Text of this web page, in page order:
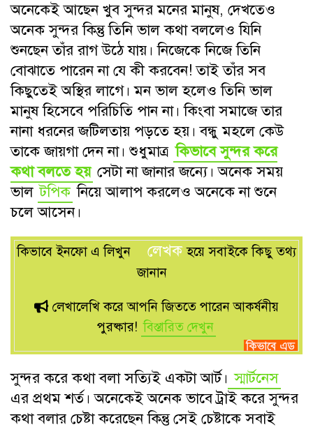
অনেকেই আছেন খুব সুন্দর মনের মানুষ, দেখতেও
অনেক সুন্দর কিন্তু তিনি ভাল কথা বললেও যিনি
শুনছেন তাঁর রাগ উঠে যায়। নিজেকে নিজে তিনি
বোঝাতে পারেন না যে কী করবেন! তাই তাঁর সব
কিছুতেই অস্থির লাগে। মন ভাল হলেও তিনি ভাল
মানুষ হিসেবে পরিচিতি পান না। কিংবা সমাজে তার
নানা ধরনের জটিলতায় পড়তে হয়। বন্ধু মহলে কেউ
তাকে জায়গা দেন না। শুধুমাত্র কিভাবে সুন্দর করে
কথা বলতে হয় সেটা না জানার জন্যে। অনেক সময়
ভাল টপিক নিয়ে আলাপ করলেও অনেকে না শুনে
চলে আসেন।
কিভাবে ইনফো এ লিখুন লেখকহয়ে সবাইকে কিছু তথ্য
জানান
লেখালেখি করে আপনি জিততে পারেন আকর্ষনীয়
পুরষ্কার! বিস্তারিত দেখুন
সুন্দর করে কথা বলা সত্যিই একটা আর্ট। স্মার্টনেস
এর প্রথম শর্ত। অনেকেই অনেক ভাবে ট্রাই করে সুন্দর
কথা বলার চেষ্টা করেছেন কিন্তু সেই চেষ্টাকে সবাই